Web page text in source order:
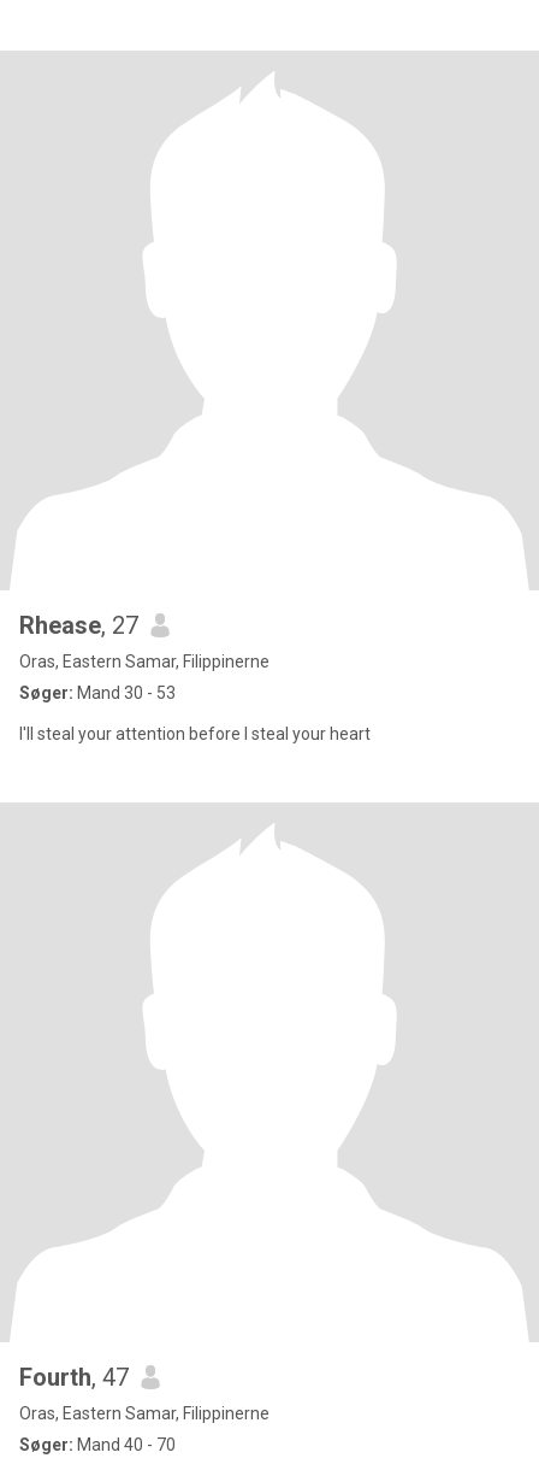
Rhease, 27
Oras, Eastern Samar, Filippinerne
Søger: Mand 30 - 53
I'll steal your attention before I steal your heart
Fourth, 47
Oras, Eastern Samar, Filippinerne
Søger: Mand 40 - 70